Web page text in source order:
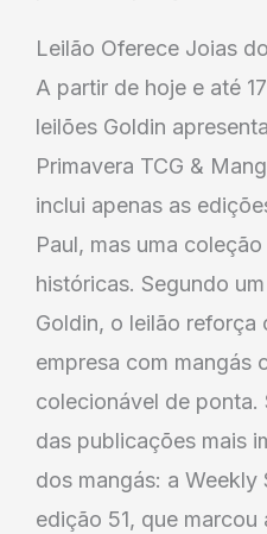
Leilão Oferece Joias
A partir de hoje e até
leilões Goldin
Primavera TCG &
inclui apenas as
Paul, mas uma
históricas. Segundo
Goldin, o leilão reforça
empresa com mangás
colecionável de ponta.
das publicações mais
dos mangás: a Weekly
edição 51, que